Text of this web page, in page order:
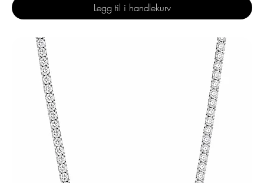
Legg til i handlekurv